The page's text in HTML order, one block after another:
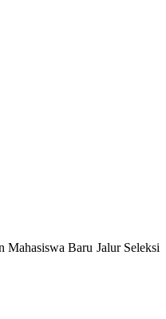
Mahasiswa Baru Jalur Seleksi